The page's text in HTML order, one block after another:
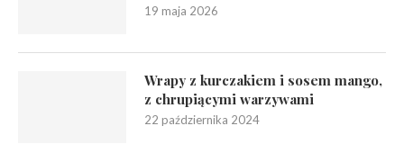
19 maja 2026
Wrapy z kurczakiem i sosem mango,
z chrupiącymi warzywami
22 października 2024